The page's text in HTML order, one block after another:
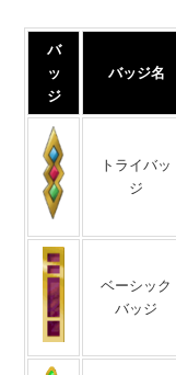
バ
ッ
ジ
バッジ名
トライバッ
ジ
ベーシック
バッジ